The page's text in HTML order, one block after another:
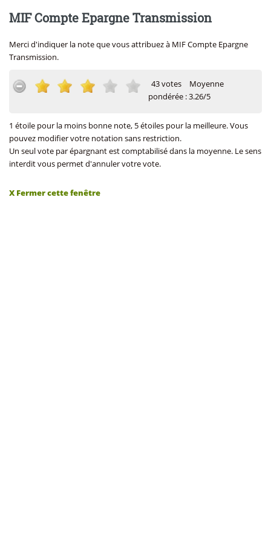
MIF Compte Epargne Transmission
Merci d'indiquer la note que vous attribuez à MIF Compte Epargne
Transmission.
43 votes
Moyenne
pondérée : 3.26/5
1 étoile pour la moins bonne note, 5 étoiles pour la meilleure. Vous
pouvez modifier votre notation sans restriction.
Un seul vote par épargnant est comptabilisé dans la moyenne. Le sens
interdit vous permet d'annuler votre vote.
X Fermer cette fenêtre